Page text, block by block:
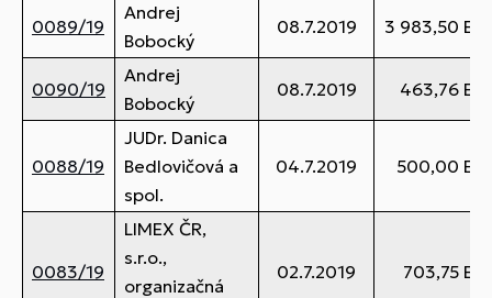
0089/19
Andrej
Bobocký
08.7.2019 3 983,50
0090/19
Andrej
Bobocký
08.7.2019 463,76
0088/19
JUDr. Danica
Bedlovičová a
spol.
04.7.2019 500,00
0083/19
LIMEX ČR,
s.r.o.,
organizačná
02.7.2019 703,75